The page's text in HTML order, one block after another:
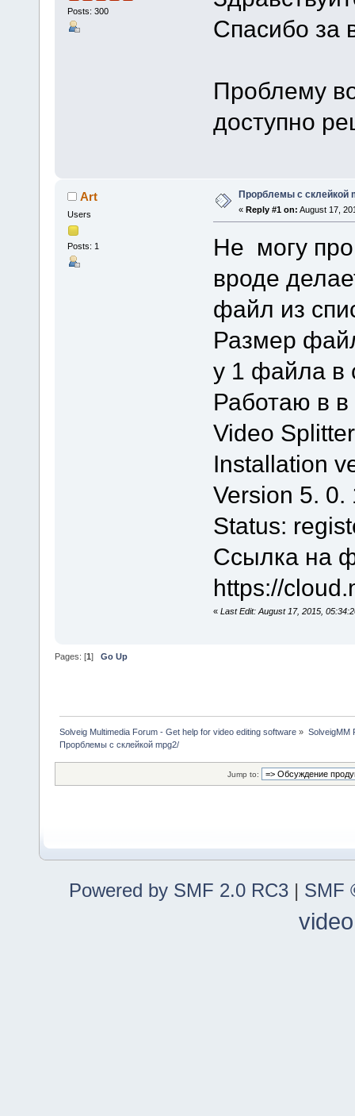
Posts: 300
Спасибо
Проблему
доступно
Art
Users
Posts: 1
Прорблемы с склейкой
« Reply #1 on: August 17,
Не могу
вроде
файл из
Размер
у 1 файла в
Работаю в
Video
Installation
Version 5. 0.
Status:
Ссылка на
https://
« Last Edit: August 17, 2015,
Pages: [1] Go Up
Solveig Multimedia Forum - Get help for video editing software » SolveigMM
Прорблемы с склейкой mpg2/
Jump to:
Powered by SMF 2.0 RC3 | SMF